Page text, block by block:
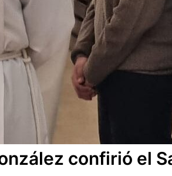
confirió el